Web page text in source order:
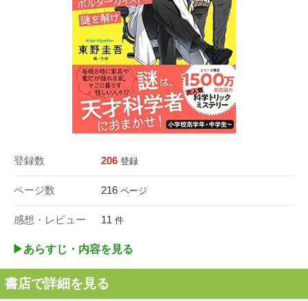
登録数 206 登録
ページ数 216 ページ
感想・レビュー 11 件
▶︎あらすじ・内容を見る
書店で詳細を見る